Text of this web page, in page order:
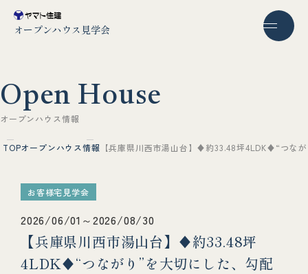
オープンハウス見学会
Open House
オー プンハ ウ ス情報
TOPオープンハウス情報 【兵庫県川西市湯山台】♦約33.48坪4LDK♦“つな
お客様宅見学会
2026/06/01～2026/08/30
【兵庫県川西市湯山台】♦約33.48坪
4LDK♦“つながり”を大切にした、勾配